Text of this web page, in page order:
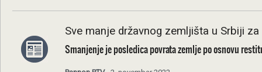
Sve manje državnog zemljišta u Srbiji
Smanjenje je posledica povrata zemlje po osnovu